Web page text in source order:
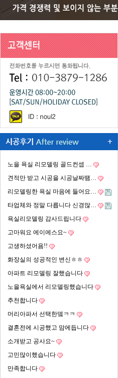
노을 욕실 리모델링 골드컨셉 …
견적만 받고 시공을 시공날짜땜…
리모델링한 욕실 마음에 들어요…
타업체와 정말 다릅니다 신경많…
욕실리모델링 감사드립니다
고마워요 에이에스요~
고생하셨어욤!!
화장실의 성공적인 변신ㅎㅎ
아파트 리모델링 잘했습니다
노을욕실에서 리모델링했습니다
추천합니다
머리아파서 선택한뎈ㅋㅋ
결혼전에 시공했고 맘에듭니다
소개받고 공사요~
고민많이했습니다
만족합니다